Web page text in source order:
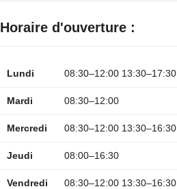
Horaire d'ouverture :
Lundi 08:30–12:00 13:30–17:30
Mardi 08:30–12:00
Mercredi 08:30–12:00 13:30–16:30
Jeudi 08:00–16:30
Vendredi 08:30–12:00 13:30–16:30